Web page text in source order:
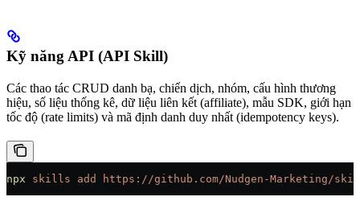
Kỹ năng API (API Skill)
Các thao tác CRUD danh bạ, chiến dịch, nhóm, cấu hình thương
hiệu, số liệu thống kê, dữ liệu liên kết (affiliate), mẫu SDK, giới hạn
tốc độ (rate limits) và mã định danh duy nhất (idempotency keys).
npx skills add https://github.com/Nudgen-Marketing/